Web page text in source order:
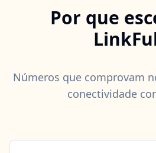
Por que
Números que comprovam
conectividade